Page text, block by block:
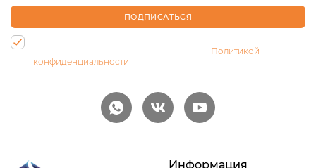
ПОДПИСАТЬСЯ
Политикой
конфиденциальности
Информация